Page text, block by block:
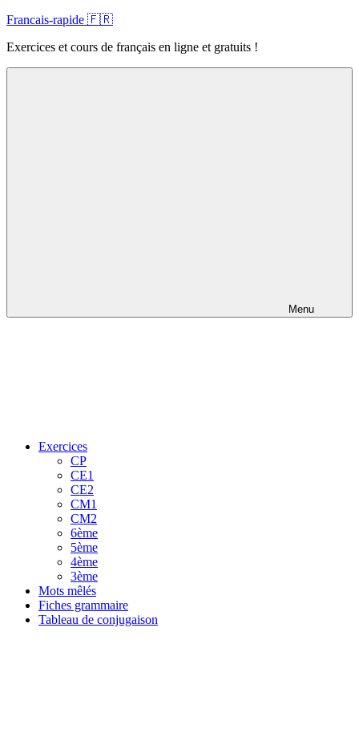
Skip
content
Francais-rapide 🇫🇷
Exercices et cours de français en ligne et gratuits !
Menu
Exercices
CP
CE1
CE2
CM1
CM2
6ème
5ème
4ème
3ème
Mots mêlés
Fiches grammaire
Tableau de conjugaison